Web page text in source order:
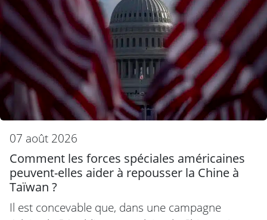
07 août 2026
Comment les forces spéciales américaines
peuvent-elles aider à repousser la Chine à
Taïwan ?
Il est concevable que, dans une campagne